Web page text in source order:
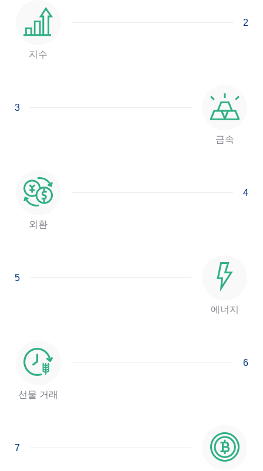
2
지수
3
금속
4
외환
5
에너지
6
선물 거래
7